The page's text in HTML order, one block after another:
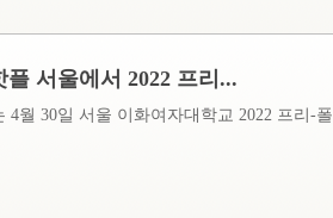
서울에서 2022 프리...
4월 30일 서울 이화여자대학교 2022 프리-폴